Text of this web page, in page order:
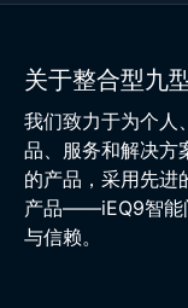
关于整合型九
我们致力于为个人
品、服务和解决方
的产品，采用先进
产品——iEQ9智能
与信赖。